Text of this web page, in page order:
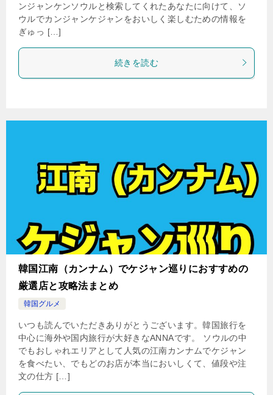
ンジャンケンソウルと検索してくれたあなたに向けて、ソ
ウルでカンジャンケジャンをおいしく楽しむための情報を
ぎゅっ […]
続きを読む
韓国江南（カンナム）でケジャン巡りにおすすめの
厳選店と攻略法まとめ
韓国グルメ
いつも読んでいただきありがとうございます。韓国旅行を
中心に海外や国内旅行が大好きなANNAです。 ソウルの中
でもおしゃれエリアとして人気の江南カンナムでケジャン
を食べたい、でもどのお店が本当においしくて、値段や注
文の仕方 […]